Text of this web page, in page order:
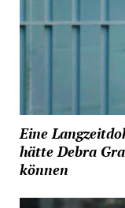
Eine
hätte Debra
können